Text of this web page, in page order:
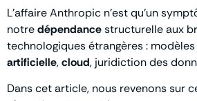
L’affaire Anthropic n’est qu’un
notredépendancestructurelle aux
technologiques étrangères : modèles
artificielle,cloud, juridiction des
Dans cet article, nous revenons sur